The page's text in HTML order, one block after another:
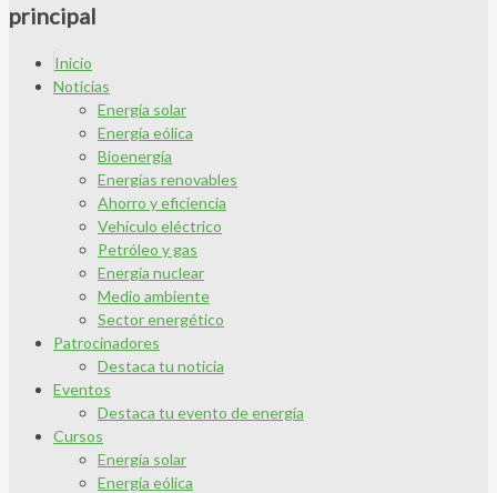
principal
Inicio
Noticias
Energía solar
Energía eólica
Bioenergía
Energías renovables
Ahorro y eficiencia
Vehículo eléctrico
Petróleo y gas
Energía nuclear
Medio ambiente
Sector energético
Patrocinadores
Destaca tu noticia
Eventos
Destaca tu evento de energía
Cursos
Energía solar
Energía eólica